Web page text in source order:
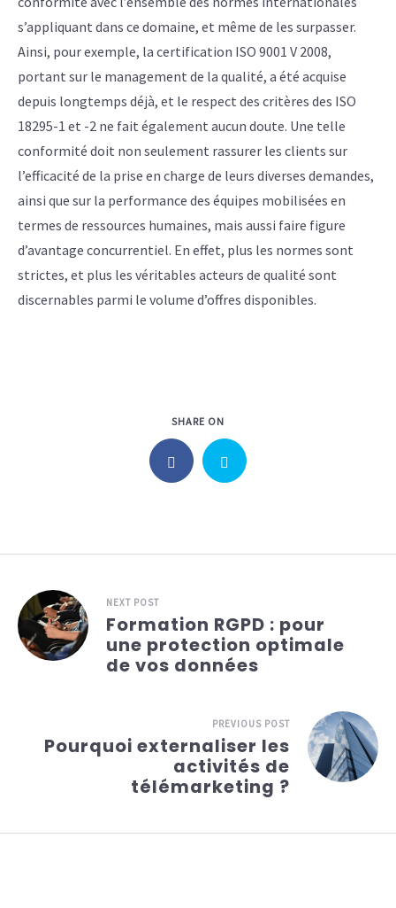
s’appliquant dans ce domaine, et même de les surpasser.
Ainsi, pour exemple, la certification ISO 9001 V 2008,
portant sur le management de la qualité, a été acquise
depuis longtemps déjà, et le respect des critères des ISO
18295-1 et -2 ne fait également aucun doute. Une telle
conformité doit non seulement rassurer les clients sur
l’efficacité de la prise en charge de leurs diverses demandes,
ainsi que sur la performance des équipes mobilisées en
termes de ressources humaines, mais aussi faire figure
d’avantage concurrentiel. En effet, plus les normes sont
strictes, et plus les véritables acteurs de qualité sont
discernables parmi le volume d’offres disponibles.
SHARE ON
NEXT POST
Formation RGPD : pour
une protection optimale
de vos données
PREVIOUS POST
Pourquoi externaliser les
activités de
télémarketing ?